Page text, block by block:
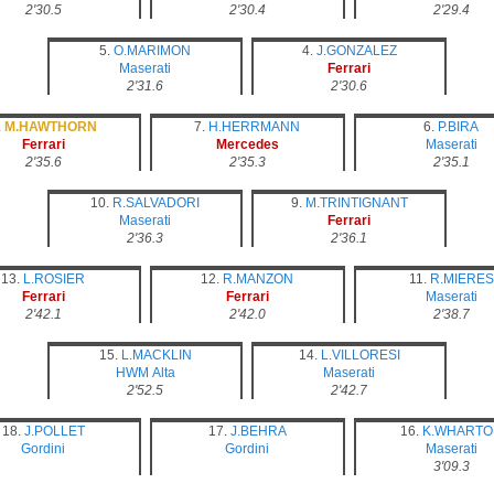
2'30.5 2'30.4 2'29.4
5. O.MARIMON
Maserati
2'31.6
4. J.GONZALEZ
Ferrari
2'30.6
M.HAWTHORN
Ferrari
2'35.6
7. H.HERRMANN
Mercedes
2'35.3
6. P.BIRA
Maserati
2'35.1
10. R.SALVADORI
Maserati
2'36.3
9. M.TRINTIGNANT
Ferrari
2'36.1
13. L.ROSIER
Ferrari
2'42.1
12. R.MANZON
Ferrari
2'42.0
11. R.MIERES
Maserati
2'38.7
15. L.MACKLIN
HWM Alta
2'52.5
14. L.VILLORESI
Maserati
2'42.7
18. J.POLLET
Gordini
17. J.BEHRA
Gordini
16.
Maserati
3'09.3